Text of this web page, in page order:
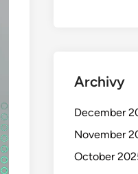
Archivy
December
November
October